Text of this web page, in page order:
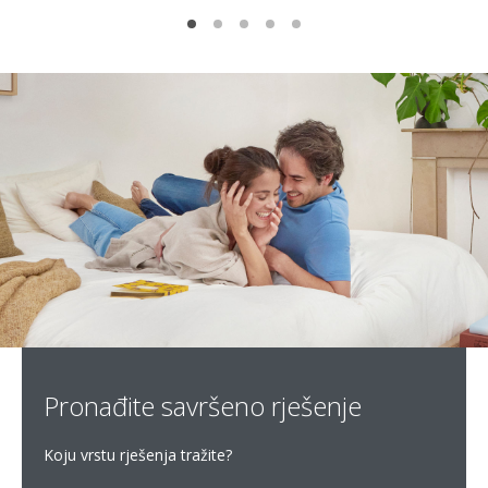
Pronađite savršeno rješenje
Koju vrstu rješenja tražite?